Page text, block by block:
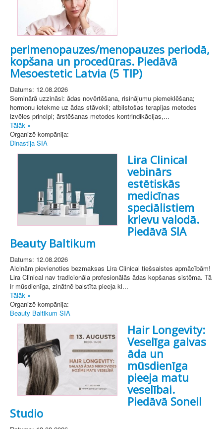
perimenopauzes/menopauzes periodā,
kopšana un procedūras. Piedāvā
Mesoestetic Latvia (5 TIP)
Datums: 12.08.2026
Seminārā uzzināsi: ādas novērtēšana, risinājumu piemeklēšana;
hormonu ietekme uz ādas stāvokli; atbilstošas terapijas metodes
izvēles principi; ārstēšanas metodes kontrindikācijas,...
Tālāk »
Organizē kompānija:
Dinastija SIA
Lira Clinical
vebinārs
estētiskās
medicīnas
speciālistiem
krievu valodā.
Piedāvā SIA
Beauty Baltikum
Datums: 12.08.2026
Aicinām pievienoties bezmaksas Lira Clinical tiešsaistes apmācībām!
Lira Clinical nav tradicionāla profesionālās ādas kopšanas sistēma. Tā
ir mūsdienīga, zinātnē balstīta pieeja kl...
Tālāk »
Organizē kompānija:
Beauty Baltikum SIA
Hair Longevity:
Veselīga galvas
āda un
mūsdienīga
pieeja matu
veselībai.
Piedāvā Soneil
Studio